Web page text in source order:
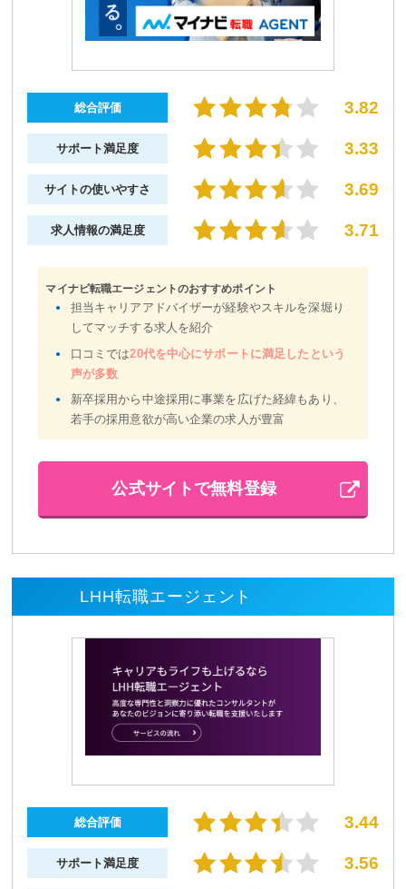
総合評価 3.82
サポート満足度 3.33
サイトの使いやすさ 3.69
求人情報の満足度 3.71
マイナビ転職エージェントのおすすめポイント
担当キャリアアドバイザーが経験やスキルを深堀り
してマッチする求人を紹介
口コミでは20代を中心にサポートに満足したという
声が多数
新卒採用から中途採用に事業を広げた経緯もあり、
若手の採用意欲が高い企業の求人が豊富
公式サイトで無料登録
LHH転職エージェント
総合評価 3.44
サポート満足度 3.56